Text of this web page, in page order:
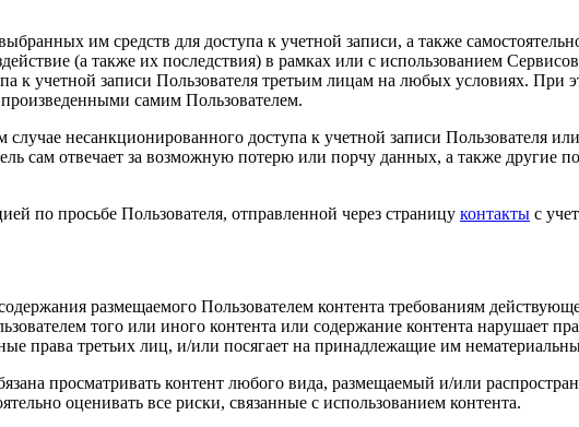
им средств для доступа к учетной записи, а также
(а также их последствия) в рамках или с использованием
к учетной записи Пользователя третьим лицам на любых условиях. При
самим Пользователем.
несанкционированного доступа к учетной записи Пользователя
сам отвечает за возможную потерю или порчу данных, а также другие
по просьбе Пользователя, отправленной через страницу контакты с
размещаемого Пользователем контента требованиям
того или иного контента или содержание контента нарушает
права третьих лиц, и/или посягает на принадлежащие им
просматривать контент любого вида, размещаемый и/или
оценивать все риски, связанные с использованием контента.